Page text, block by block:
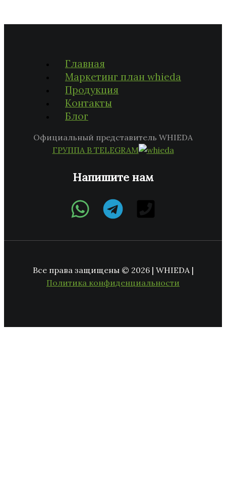
Главная
Маркетинг план whieda
Продукция
Контакты
Блог
Официальный представитель WHIEDA
ГРУППА В TELEGRAM
Напишите нам
Все права защищены © 2026 | WHIEDA |
Политика конфиденциальности